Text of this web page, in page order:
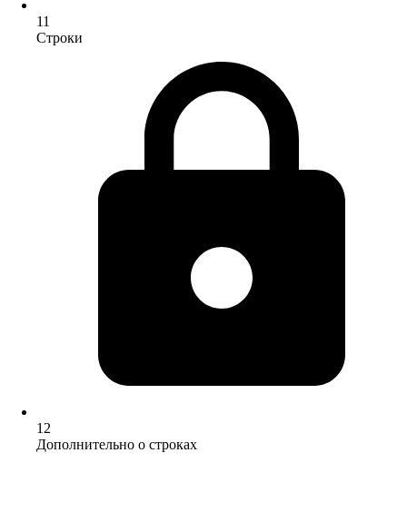
11
Строки
12
Дополнительно о строках